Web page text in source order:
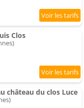
Clos
château du clos Luce